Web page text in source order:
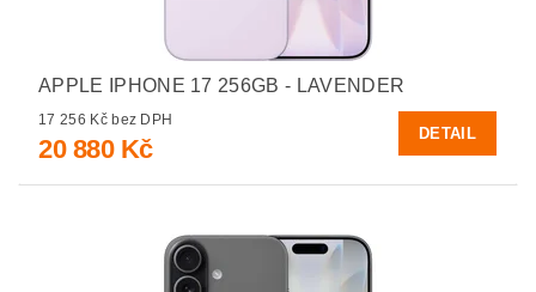
APPLE IPHONE 17 256GB - LAVENDER
17 256 Kč bez DPH
20 880 Kč
DETAIL